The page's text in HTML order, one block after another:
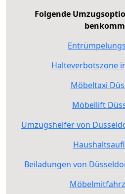
Folgende
Halteverbotszone
Möbeltaxi
Möbellift
Umzugshelfer von
Beiladungen von